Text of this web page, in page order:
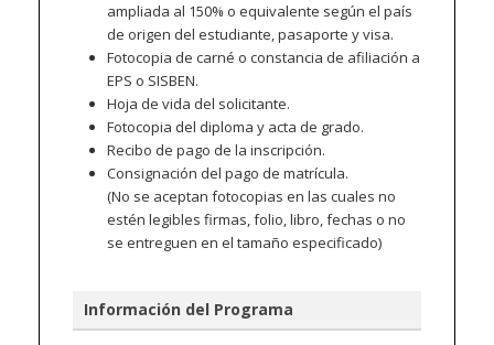
ampliada al 150% o equivalente según el país
de origen del estudiante, pasaporte y visa.
Fotocopia de carné o constancia de afiliación a
EPS o SISBEN.
Hoja de vida del solicitante.
Fotocopia del diploma y acta de grado.
Recibo de pago de la inscripción.
Consignación del pago de matrícula.
(No se aceptan fotocopias en las cuales no
estén legibles firmas, folio, libro, fechas o no
se entreguen en el tamaño especificado)
Información del Programa